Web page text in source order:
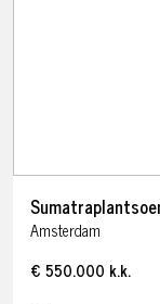
Amsterdam
€ 550.000 k.k.